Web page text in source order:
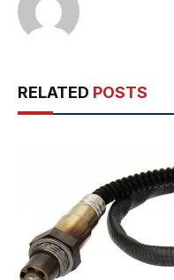
RELATED POSTS